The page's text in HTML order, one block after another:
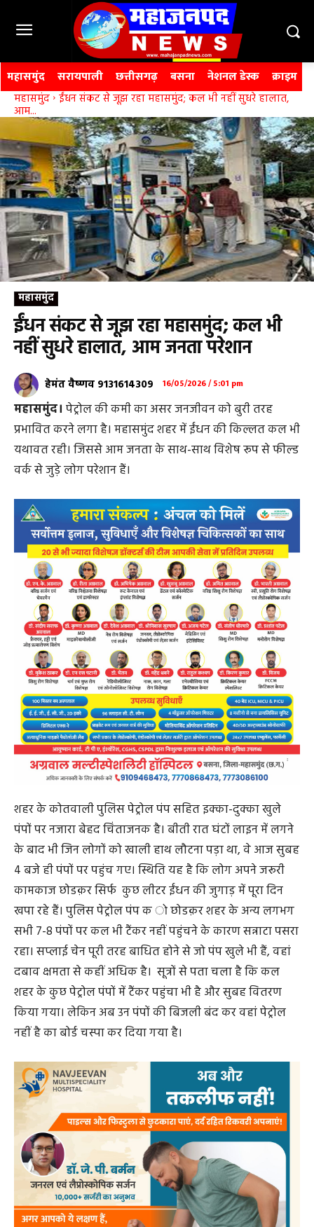
महासमुंद सरायपाली छत्तीसगढ़ बसना नेशनल डेस्क क्राइम
महासमुंद ईंधन संकट से जूझ रहा महासमुंद; कल भी नहीं सुधरे हालात,
आम...
महासमुंद
ईंधन संकट से जूझ रहा महासमुंद; कल भी
नहीं सुधरे हालात, आम जनता परेशान
हेमंत वैष्णव 9131614309 16/05/2026 / 5:01 pm
महासमुंद। पेट्रोल की कमी का असर जनजीवन को बुरी तरह
प्रभावित करने लगा है। महासमुंद शहर में ईंधन की किल्लत कल भी
यथावत रही। जिससे आम जनता के साथ-साथ विशेष रूप से फील्ड
वर्क से जुड़े लोग परेशान हैं।
शहर के कोतवाली पुलिस पेट्रोल पंप सहित इक्का-दुक्का खुले
पंपों पर नजारा बेहद चिंताजनक है। बीती रात घंटों लाइन में लगने
के बाद भी जिन लोगों को खाली हाथ लौटना पड़ा था, वे आज सुबह
4 बजे ही पंपों पर पहुंच गए। स्थिति यह है कि लोग अपने जरूरी
कामकाज छोडक़र सिर्फ कुछ लीटर ईंधन की जुगाड़ में पूरा दिन
खपा रहे हैं। पुलिस पेट्रोल पंप क ो छोडक़र शहर के अन्य लगभग
सभी 7-8 पंपों पर कल भी टैंकर नहीं पहुंचने के कारण सन्नाटा पसरा
रहा। सप्लाई चेन पूरी तरह बाधित होने से जो पंप खुले भी हैं, वहां
दबाव क्षमता से कहीं अधिक है। सूत्रों से पता चला है कि कल
किया गया। लेकिन अब उन पंपों की बिजली बंद कर वहां पेट्रोल
नहीं है का बोर्ड चस्पा कर दिया गया है।
अन्य पंपों में पेट्रोल नहीं का बोर्ड चस्पा होने की वजह से एक बड़ी
भीड़ सीधे पुलिस पंप में पहुंच रही है। कल रात 9 बजे यहां भी
पेट्रोल नहीं का बोर्ड लटक गया।